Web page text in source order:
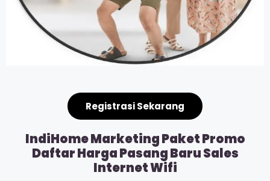
Registrasi Sekarang
IndiHome Marketing Paket Promo
Daftar Harga Pasang Baru Sales
Internet Wifi